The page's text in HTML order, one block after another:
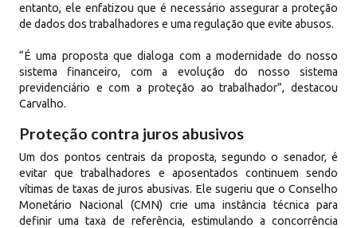
entanto, ele enfatizou que é necessário assegurar a proteção
de dados dos trabalhadores e uma regulação que evite abusos.
“É uma proposta que dialoga com a modernidade do nosso
sistema financeiro, com a evolução do nosso sistema
previdenciário e com a proteção ao trabalhador”, destacou
Carvalho.
Proteção contra juros abusivos
Um dos pontos centrais da proposta, segundo o senador, é
evitar que trabalhadores e aposentados continuem sendo
vítimas de taxas de juros abusivas. Ele sugeriu que o Conselho
Monetário Nacional (CMN) crie uma instância técnica para
definir uma taxa de referência, estimulando a concorrência